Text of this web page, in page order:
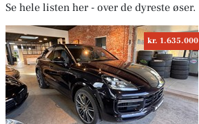
Se hele listen her - over de dyreste øser.
kr. 1.635.000